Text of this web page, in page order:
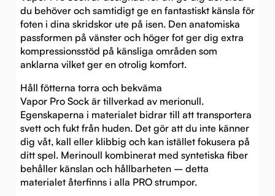
du behöver och samtidigt ge en fantastiskt känsla för
foten i dina skridskor ute på isen. Den anatomiska
passformen på vänster och höger fot ger dig extra
kompressionsstöd på känsliga områden som
anklarna vilket ger en otrolig komfort.
Håll fötterna torra och bekväma
Vapor Pro Sock är tillverkad av merionull.
Egenskaperna i materialet bidrar till att transportera
svett och fukt från huden. Det gör att du inte känner
dig våt, kall eller klibbig och kan istället fokusera på
ditt spel. Merinoull kombinerat med syntetiska fiber
behåller känslan och hållbarheten – detta
materialet återfinns i alla PRO strumpor.